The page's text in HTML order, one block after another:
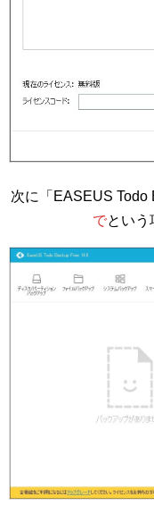
次に「EASEUS Todo
でという